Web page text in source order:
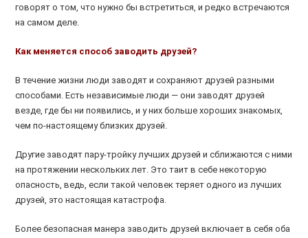
говорят о том, что нужно бы встретиться, и редко встречаются
на самом деле.
Как меняется способ заводить друзей?
В течение жизни люди заводят и сохраняют друзей разными
способами. Есть независимые люди — они заводят друзей
везде, где бы ни появились, и у них больше хороших знакомых,
чем по-настоящему близких друзей.
Другие заводят пару-тройку лучших друзей и сближаются с ними
на протяжении нескольких лет. Это таит в себе некоторую
опасность, ведь, если такой человек теряет одного из лучших
друзей, это настоящая катастрофа.
Более безопасная манера заводить друзей включает в себя оба